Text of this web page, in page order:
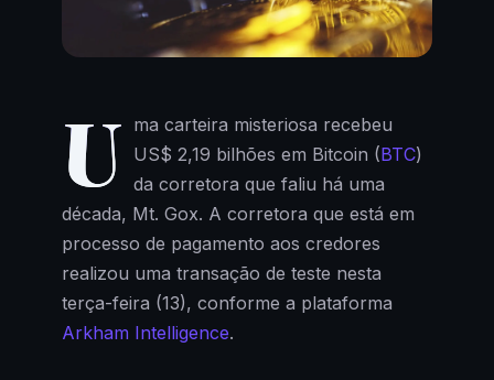
U ma carteira misteriosa recebeu
US$ 2,19 bilhões em Bitcoin (BTC)
da corretora que faliu há uma
década, Mt. Gox. A corretora que está em
processo de pagamento aos credores
realizou uma transação de teste nesta
terça-feira (13), conforme a plataforma
Arkham Intelligence.